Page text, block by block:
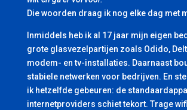
Die woorden draag ik nog elke dag met
Inmiddels heb ik al 17 jaar mijn eigen
grote glasvezelpartijen zoals Odido,
modem- en tv-installaties. Daarnaast
stabiele netwerken voor bedrijven. En
ik hetzelfde gebeuren: de
internetproviders schiet tekort. Trage